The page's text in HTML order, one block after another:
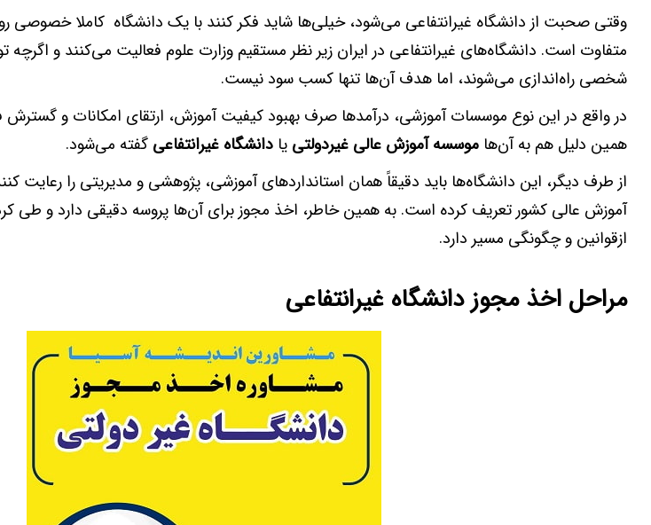
وقتی صحبت از دانشگاه غیرانتفاعی می‌شود، خیلی‌ها شاید فکر کنند با یک دانشگاه کاملا خصوصی
متفاوت است. دانشگاه‌های غیرانتفاعی در ایران زیر نظر مستقیم وزارت علوم فعالیت می‌کنند و
شخصی راه‌اندازی می‌شوند، اما هدف آن‌ها تنها کسب سود نیست.
در واقع در این نوع موسسات آموزشی، درآمدها صرف بهبود کیفیت آموزش، ارتقای امکانات و
همین دلیل هم به آن‌ها موسسه آموزش عالی غیردولتی یا دانشگاه غیرانتفاعی گفته می‌شود.
از طرف دیگر، این دانشگاه‌ها باید دقیقاً همان استانداردهای آموزشی، پژوهشی و مدیریتی را رعایت
آموزش عالی کشور تعریف کرده است. به همین خاطر، اخذ مجوز برای آن‌ها پروسه دقیقی دارد و طی
ازقوانین و چگونگی مسیر دارد.
مراحل اخذ مجوز دانشگاه غیرانتفاعی